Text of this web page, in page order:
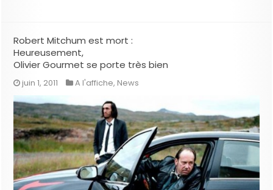
Robert Mitchum est mort :
Heureusement,
Olivier Gourmet se porte très bien
juin 1, 2011 A l'affiche, News